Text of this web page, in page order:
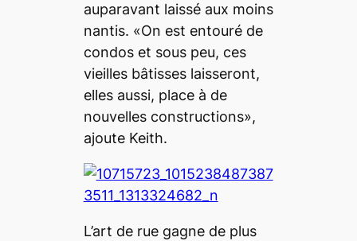
auparavant laissé aux moins
nantis. «On est entouré de
condos et sous peu, ces
vieilles bâtisses laisseront,
elles aussi, place à de
nouvelles constructions»,
ajoute Keith.
L’art de rue gagne de plus